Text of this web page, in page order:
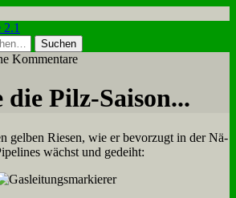
2.1
Kommentare
Pilz-Sai­son...
gel­ben Rie­sen, wie er be­vor­zugt in der Nä­
wächst und ge­deiht: